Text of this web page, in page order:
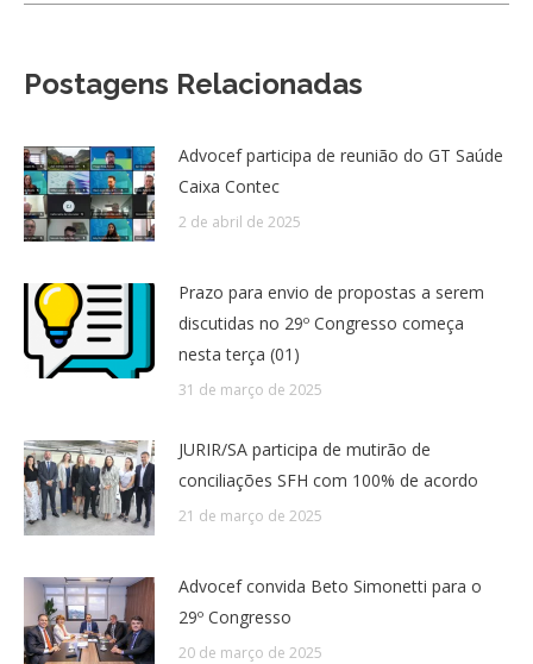
Postagens Relacionadas
Advocef participa de reunião do GT Saúde
Caixa Contec
2 de abril de 2025
Prazo para envio de propostas a serem
discutidas no 29º Congresso começa
nesta terça (01)
31 de março de 2025
JURIR/SA participa de mutirão de
conciliações SFH com 100% de acordo
21 de março de 2025
Advocef convida Beto Simonetti para o
29º Congresso
20 de março de 2025